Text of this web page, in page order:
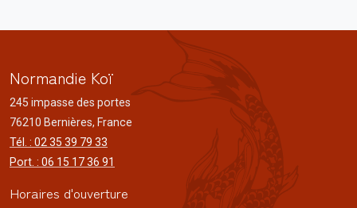
Normandie Koï
245 impasse des portes
76210 Bernières, France
Tél. : 02 35 39 79 33
Port. : 06 15 17 36 91
Horaires d'ouverture